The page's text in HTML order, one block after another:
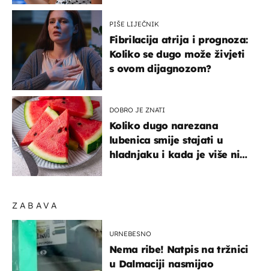
ZABAVA
URNEBESNO
Nema ribe! Natpis na tržnici
u Dalmaciji nasmijao
PIŠE LIJEČNIK
Fibrilacija atrija i prognoza:
Koliko se dugo može živjeti
s ovom dijagnozom?
DOBRO JE ZNATI
Koliko dugo narezana
lubenica smije stajati u
hladnjaku i kada je više nije